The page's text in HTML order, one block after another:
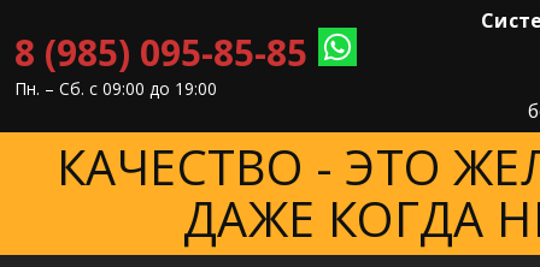
8 (985) 095-85-85
Пн. – Cб. с 09:00 до 19:00
КАЧЕСТВО - ЭТО
ДАЖЕ КОГДА